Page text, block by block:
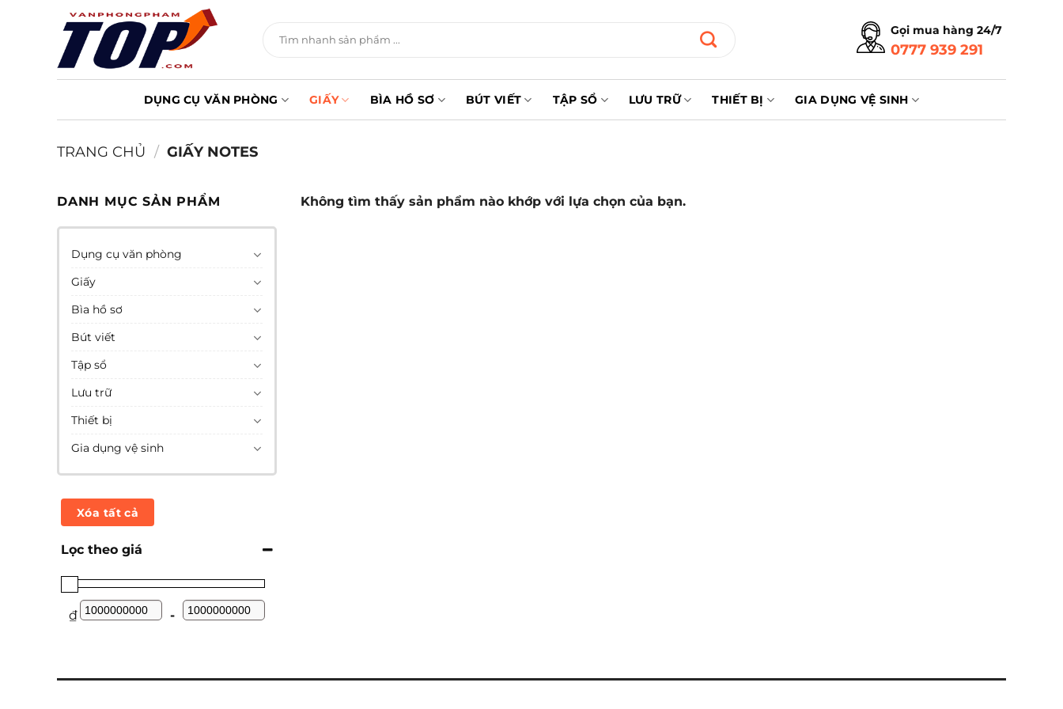
kiếm:
Gọi mua hàng 24/7
0777 939 291
DỤNG CỤ VĂN PHÒNG GIẤY BÌA HỒ SƠ BÚT VIẾT TẬP SỔ LƯU TRỮ THIẾT BỊ GIA DỤNG VỆ SINH
TRANG CHỦ / GIẤY NOTES
DANH MỤC SẢN PHẨM
Dụng cụ văn phòng
Giấy
Bìa hồ sơ
Bút viết
Tập sổ
Lưu trữ
Thiết bị
Gia dụng vệ sinh
Xóa tất cả
Lọc theo giá
₫
Minimum Price
-
Maximum Price
Không tìm thấy sản phẩm nào khớp với lựa chọn của bạn.